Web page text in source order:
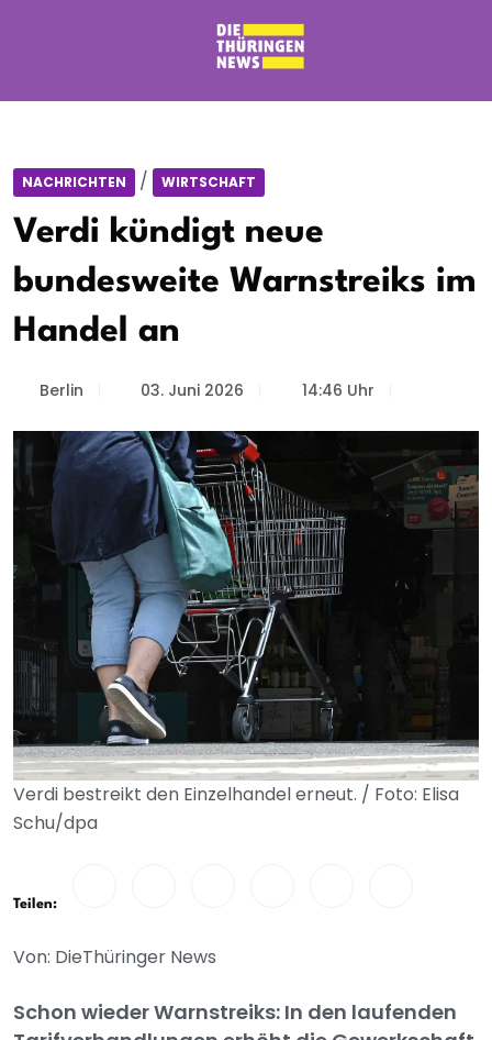
NACHRICHTEN / WIRTSCHAFT
Verdi kündigt neue
bundesweite Warnstreiks im
Handel an
Berlin 03. Juni 2026 14:46 Uhr
Verdi bestreikt den Einzelhandel erneut. / Foto: Elisa
Schu/dpa
Teilen:
Von: DieThüringer News
Schon wieder Warnstreiks: In den laufenden